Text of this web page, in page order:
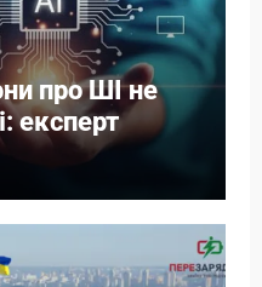
про ШІ не
експерт